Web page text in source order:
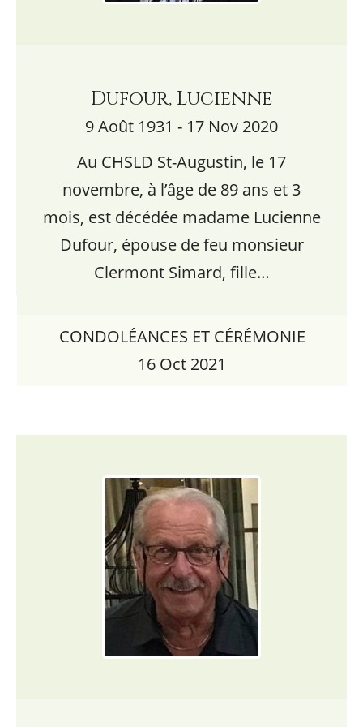
Dufour, Lucienne
9 Août 1931 - 17 Nov 2020
Au CHSLD St-Augustin, le 17
novembre, à l’âge de 89 ans et 3
mois, est décédée madame Lucienne
Dufour, épouse de feu monsieur
Clermont Simard, fille…
CONDOLÉANCES ET CÉRÉMONIE
16 Oct 2021